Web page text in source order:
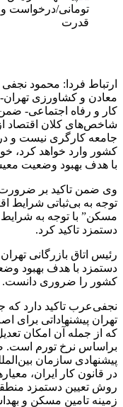
ارتباط فردا: محمود
معادن و کشاورزی تهران-
کار و رفاه اجتماعی- ضمن
شاخص‌های کلان اقتصاد
جامعه کارگری نیست و
کشور وارد خواهد کرد،
با هدف بهبود وضعیت
وی ضمن تاکید بر ضرورت
توجه به بی‌ثباتی شرایط
مسکن” با توجه به
دستمزد تاکید کرد.
رئیس اتاق بازرگانی
دستمزد با هدف بهبود
کشور را ضروری دانست.
نجفی‌عرب تاکید دارد که
تهران پیشنهاداتی برای
که از جمله آن امکان
براساس نرخ تورم است.
پیشنهادی سازمان
در قانون کار ایران،
روش تعیین دستمزد
زمینه تامین مسکن و